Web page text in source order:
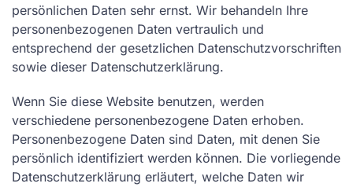
persönlichen Daten sehr ernst. Wir behandeln Ihre
personenbezogenen Daten vertraulich und
entsprechend der gesetzlichen Datenschutzvorschriften
sowie dieser Datenschutzerklärung.
Wenn Sie diese Website benutzen, werden
verschiedene personenbezogene Daten erhoben.
Personenbezogene Daten sind Daten, mit denen Sie
persönlich identifiziert werden können. Die vorliegende
Datenschutzerklärung erläutert, welche Daten wir